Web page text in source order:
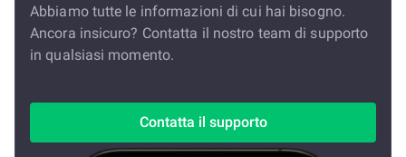
Abbiamo tutte le informazioni di cui hai bisogno.
Ancora insicuro? Contatta il nostro team di supporto
in qualsiasi momento.
Contatta il supporto